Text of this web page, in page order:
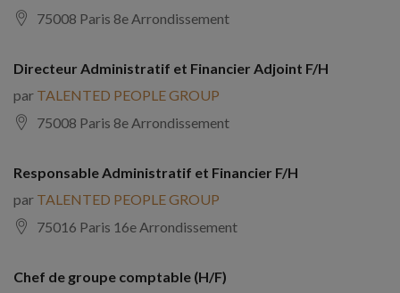
75008 Paris 8e Arrondissement
Directeur Administratif et Financier Adjoint F/H
par TALENTED PEOPLE GROUP
75008 Paris 8e Arrondissement
Responsable Administratif et Financier F/H
par TALENTED PEOPLE GROUP
75016 Paris 16e Arrondissement
Chef de groupe comptable (H/F)